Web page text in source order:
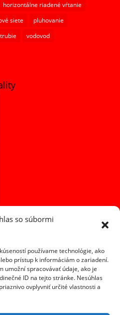
so súbormi
používame technológie, ako
prístup k informáciám o zariadení.
umožní spracovávať údaje, ako je
ID na tejto stránke. Nesúhlas
ovplyvniť určité vlastnosti a
horizontálne riadené vŕtanie
siete
pluhovanie
vodovod